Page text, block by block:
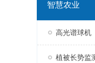
智慧农业
高光谱球机
植被长势监